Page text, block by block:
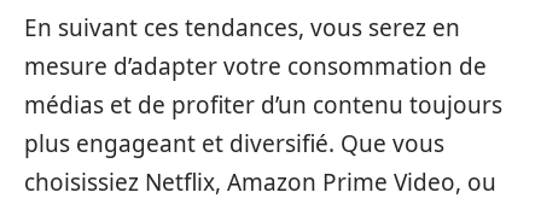
En suivant ces tendances, vous serez en
mesure d’adapter votre consommation de
médias et de profiter d’un contenu toujours
plus engageant et diversifié. Que vous
choisissiez Netflix, Amazon Prime Video, ou